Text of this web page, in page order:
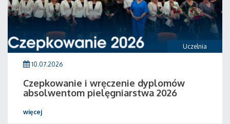
Uczelnia
10.07.2026
Czepkowanie i wręczenie dyplomów
absolwentom pielęgniarstwa 2026
więcej